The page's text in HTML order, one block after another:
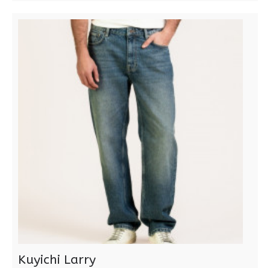
Kuyichi Larry